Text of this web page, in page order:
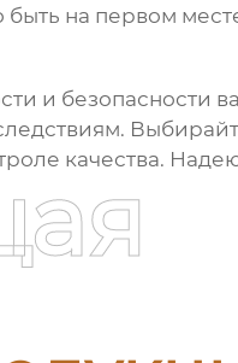
быть на первом
и
качества.